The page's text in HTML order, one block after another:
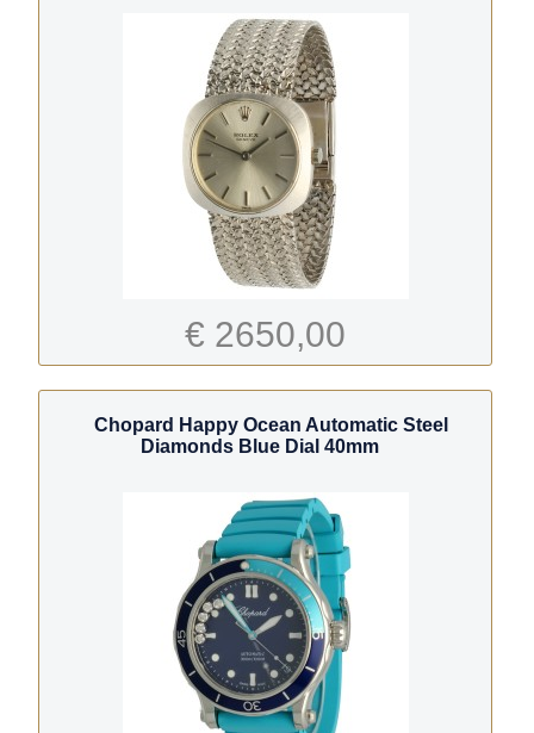
€ 2650,00
Chopard Happy Ocean Automatic Steel
Diamonds Blue Dial 40mm